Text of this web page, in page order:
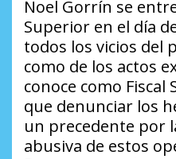
Noel Gorrín se
Superior en el día
todos los vicios del
como de los actos
conoce como
que denunciar los
un precedente por
abusiva de estos